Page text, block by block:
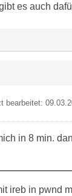
es auch
bearbeitet:
in 8 min.
ireb in pwnd